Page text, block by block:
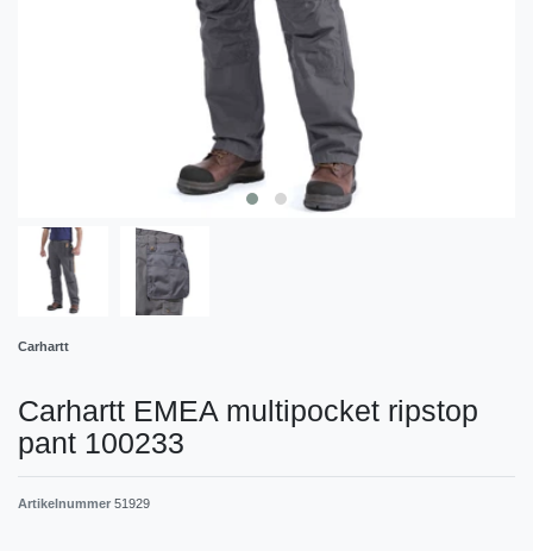
Carhartt
Carhartt EMEA multipocket ripstop
pant 100233
Artikelnummer 51929